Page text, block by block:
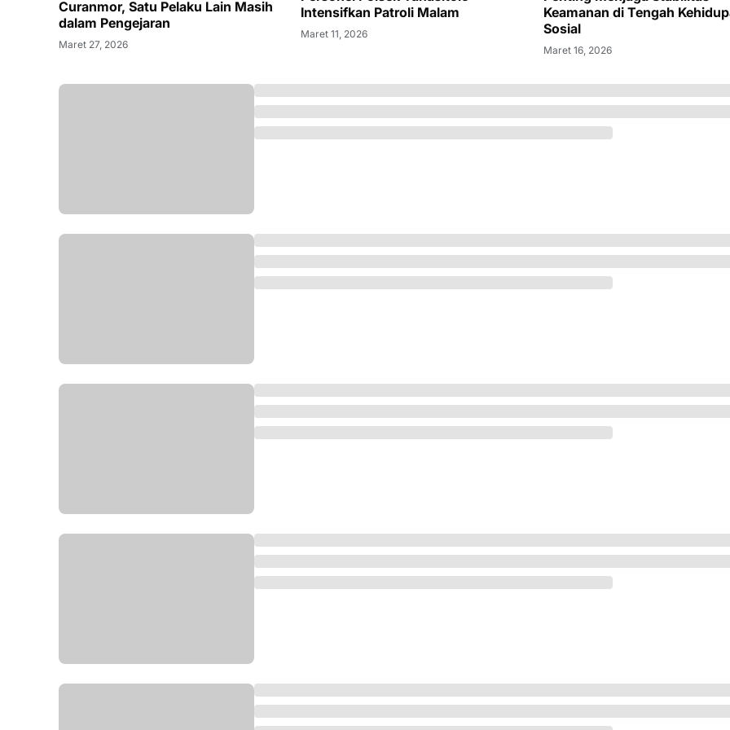
Curanmor, Satu Pelaku Lain Masih
dalam Pengejaran
Maret 27, 2026
Intensifkan Patroli Malam
Maret 11, 2026
Keamanan di Tengah
Sosial
Maret 16, 2026